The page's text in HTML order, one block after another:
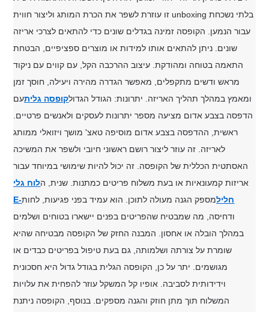
זו עוזרת לשפר את הכרת המותג וליצור חווית unboxing בלתי נשכחת
עבור הנמען. הקופסה זמינה בגדלים שונים כדי להתאים לצרכי אריזה
שונים. ניתן להתאים אותו למידות או מוצרים ספציפיים, הבטחת
התאמה בטוחה ומהודקת. עיצוב ההרכבה הקל, עם קווים עם ניקוד
מראש ודשים מתקפלים, מאפשר הגדרה מהירה ויעילה, חוסך זמן
ומאמץ במהלך תהליך האריזה. יתרונות: הגודל הגדולקופסה גליתעם
הדפסה בצבע אדום מציעה מספר יתרונות לעסקים ולאנשים פרטיים.
ראשית, ההדפסה בצבע אדום מוסיפה טאצ' מושך ויזואלי ממותג
לאריזה. זה עוזר ליצור רושם ראשוני חיובי ולשפר את המשיכה
האסתטית הכללית של הקופסה. זה יכול להיות שימושי במיוחד עבור
אריזות קמעונאיות או בעת משלוח פריטים כמתנות. שנית, הלוח גלי
E-חלילמספק הגנה מעולה לתוכן. הוא עמיד בפני פגיעות, לחות
ודחיסה, מה שמבטיח שהפריטים בפנים יישארו בטוחים ושלמים
במהלך הובלה או אחסון. המבנה החזק של הקופסה מבטיחה שהיא
שומרת על צורתה ושלמותה, גם בעת טיפול בפריטים כבדים או
מגושמים. יתר על כן, הקופסה הגלית בגודל גדול היא חסכונית
וידידותית לסביבה. אופיו קל המשקל עוזר להפחית את עלויות
המשלוח תוך מתן חוזק והגנה מספקים. בנוסף, הקופסה ניתנת